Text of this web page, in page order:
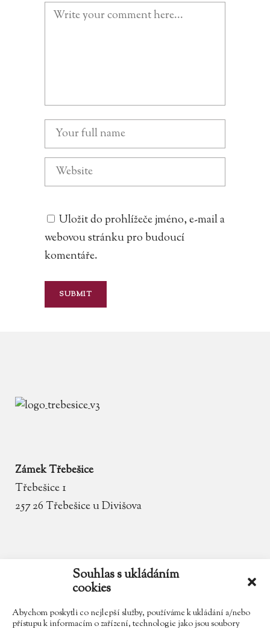
Souhlas s ukládáním
cookies
Abychom poskytli co nejlepší služby, používáme k ukládání a/nebo
přístupu k informacím o zařízení, technologie jako jsou soubory
Uložit do prohlížeče jméno, e-mail a
webovou stránku pro budoucí
komentáře.
Zámek Třebešice
Třebešice 1
257 26 Třebešice u Divišova
zamek.trebesice@volny.cz
602 354 467